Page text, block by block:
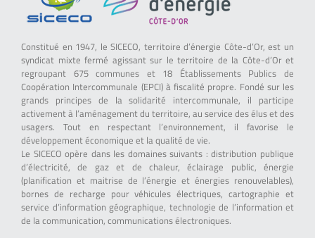
Constitué en 1947, le SICECO, territoire d’énergie Côte-d’Or, est un
syndicat mixte fermé agissant sur le territoire de la Côte-d’Or et
regroupant 675 communes et 18 Établissements Publics de
Coopération Intercommunale (EPCI) à fiscalité propre. Fondé sur les
grands principes de la solidarité intercommunale, il participe
activement à l’aménagement du territoire, au service des élus et des
usagers. Tout en respectant l’environnement, il favorise le
développement économique et la qualité de vie.
Le SICECO opère dans les domaines suivants : distribution publique
d’électricité, de gaz et de chaleur, éclairage public, énergie
(planification et maitrise de l’énergie et énergies renouvelables),
bornes de recharge pour véhicules électriques, cartographie et
service d’information géographique, technologie de l’information et
de la communication, communications électroniques.